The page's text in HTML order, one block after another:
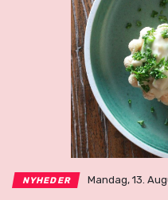
NYHEDER Mandag, 13.